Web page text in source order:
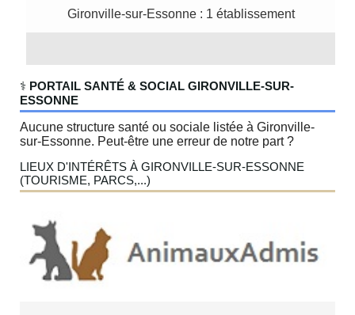
Gironville-sur-Essonne : 1 établissement
‍⚕️ PORTAIL SANTÉ & SOCIAL GIRONVILLE-SUR-
ESSONNE
Aucune structure santé ou sociale listée à Gironville-
sur-Essonne. Peut-être une erreur de notre part ?
LIEUX D'INTÉRÊTS À GIRONVILLE-SUR-ESSONNE
(TOURISME, PARCS,...)